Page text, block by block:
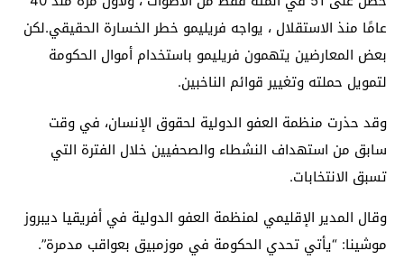
عامًا منذ الاستقلال ، يواجه فريليمو خطر الخسارة الحقيقي.لكن
بعض المعارضين يتهمون فريليمو باستخدام أموال الحكومة
لتمويل حملته وتغيير قوائم الناخبين.
وقد حذرت منظمة العفو الدولية لحقوق الإنسان، في وقت
سابق من استهداف النشطاء والصحفيين خلال الفترة التي
تسبق الانتخابات.
وقال المدير الإقليمي لمنظمة العفو الدولية في أفريقيا ديبروز
موشينا: “يأتي تحدي الحكومة في موزمبيق بعواقب مدمرة”.